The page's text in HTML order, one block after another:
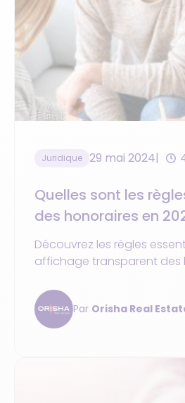
Juridique 29 mai 2024
Quelles sont les
des honoraires en
Découvrez les règles
affichage transparent des
de la DGCCRF. Ce guide
aidera à protéger les
et vendeurs tout en
Par Orisha Real